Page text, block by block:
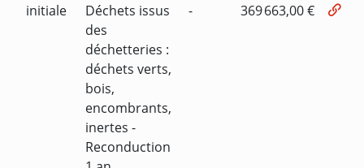
initiale
Déchets issus
des
déchetteries :
déchets verts,
bois,
encombrants,
inertes -
Reconduction
- 369 663,00 €